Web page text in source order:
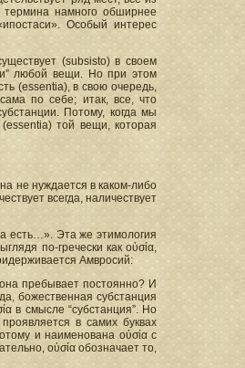
намного обширнее
Особый интерес
(subsisto) в своем
любой вещи. Но при этом
(essentia), в свою очередь,
по себе; итак, все, что
Потому, когда мы
той вещи, которая
не нуждается в каком-либо
всегда, наличествует
есть…». Эта же этимология
по-гречески как οὐσία,
Амвросий:
пребывает постоянно? И
божественная субстанция
в смысле “субстанция”. Но
в самих буквах
и наименована οὐσία с
οὐσία обозначает то,